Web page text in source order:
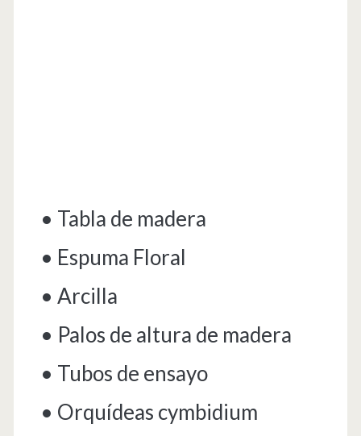
• Tabla de madera
• Espuma Floral
• Arcilla
• Palos de altura de madera
• Tubos de ensayo
• Orquídeas cymbidium